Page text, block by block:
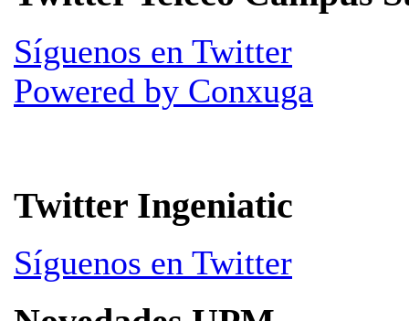
Síguenos en Twitter
Powered by Conxuga
Twitter Ingeniatic
Síguenos en Twitter